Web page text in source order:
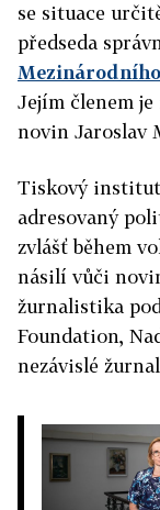
se situace
předseda
Jejím členem
novin Jaroslav
Tiskový institut
adresovaný
zvlášť během
násilí vůči
žurnalistika
Foundation,
nezávislé